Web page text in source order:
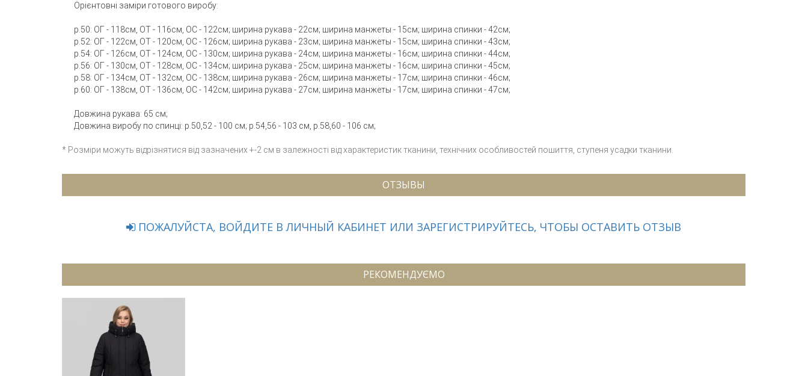
Орієнтовні заміри готового виробу:
р.50: ОГ - 118см, ОТ - 116см, ОС - 122см; ширина рукава - 22см; ширина манжеты - 15см; ширина спинки - 42см;
р.52: ОГ - 122см, ОТ - 120см, ОС - 126см; ширина рукава - 23см; ширина манжеты - 15см; ширина спинки - 43см;
р.54: ОГ - 126см, ОТ - 124см, ОС - 130см; ширина рукава - 24см; ширина манжеты - 16см; ширина спинки - 44см;
р.56: ОГ - 130см, ОТ - 128см, ОС - 134см; ширина рукава - 25см; ширина манжеты - 16см; ширина спинки - 45см;
р.58: ОГ - 134см, ОТ - 132см, ОС - 138см; ширина рукава - 26см; ширина манжеты - 17см; ширина спинки - 46см;
р.60: ОГ - 138см, ОТ - 136см, ОС - 142см; ширина рукава - 27см; ширина манжеты - 17см; ширина спинки - 47см;
Довжина рукава: 65 см;
Довжина виробу по спинці: р.50,52 - 100 см; р.54,56 - 103 см, р.58,60 - 106 см;
* Розміри можуть відрізнятися від зазначених +-2 см в залежності від характеристик тканини, технічних особливостей пошиття, ступеня усадки тканини.
ОТЗЫВЫ
ПОЖАЛУЙСТА, ВОЙДИТЕ В ЛИЧНЫЙ КАБИНЕТ ИЛИ ЗАРЕГИСТРИРУЙТЕСЬ, ЧТОБЫ ОСТАВИТЬ ОТЗЫВ
РЕКОМЕНДУЄМО